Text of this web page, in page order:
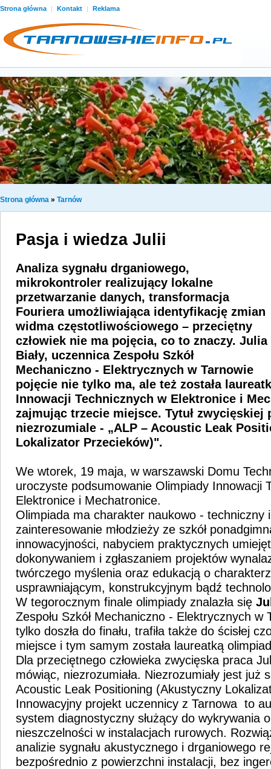
Strona główna | Kontakt | Reklama
Strona główna » Tarnów
Pasja i wiedza Julii
Analiza sygnału drganiowego,
mikrokontroler realizujący lokalne
przetwarzanie danych, transformacja
Fouriera umożliwiająca identyfikację zmian
widma częstotliwościowego – przeciętny
człowiek nie ma pojęcia, co to znaczy. Julia
Biały, uczennica Zespołu Szkół
Mechaniczno - Elektrycznych w Tarnowie
pojęcie nie tylko ma, ale też została
Innowacji Technicznych w Elektronice i
zajmując trzecie miejsce. Tytuł zwycięskiej
niezrozumiale - „ALP – Acoustic Leak
Lokalizator Przecieków)".
We wtorek, 19 maja, w warszawski Domu
uroczyste podsumowanie Olimpiady Innowacji
Elektronice i Mechatronice.
Olimpiada ma charakter naukowo - techniczny
zainteresowanie młodzieży ze szkół
innowacyjności, nabyciem praktycznych
dokonywaniem i zgłaszaniem projektów
twórczego myślenia oraz edukacją o
usprawniającym, konstrukcyjnym bądź
W tegorocznym finale olimpiady znalazła się
Zespołu Szkół Mechaniczno - Elektrycznych w
tylko doszła do finału, trafiła także do ścisłej
miejsce i tym samym została laureatką
Dla przeciętnego człowieka zwycięska praca
mówiąc, niezrozumiała. Niezrozumiały jest już
Acoustic Leak Positioning (Akustyczny
Innowacyjny projekt uczennicy z Tarnowa to
system diagnostyczny służący do wykrywania
nieszczelności w instalacjach rurowych.
analizie sygnału akustycznego i drganiowego
bezpośrednio z powierzchni instalacji, bez